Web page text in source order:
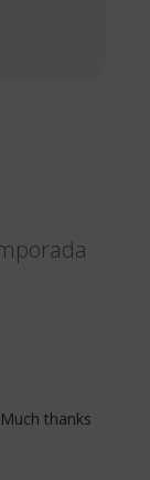
thanks